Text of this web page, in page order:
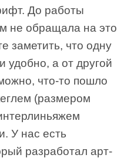
До работы
не обращала на это
заметить, что одну
удобно, а от другой
что-то пошло
(размером
У нас есть
разработал арт-